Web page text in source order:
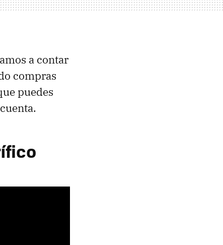
a contar
compras
puedes